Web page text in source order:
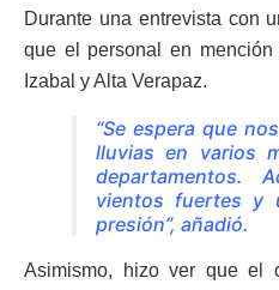
Durante una entrevista con
que el personal en
Izabal y Alta Verapaz.
“Se espera que
lluvias en varios
departamentos.
vientos fuertes y
presión”, añadió.
Asimismo, hizo ver que el